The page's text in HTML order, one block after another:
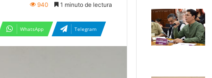
940 1 minuto de lectura
WhatsApp Telegram